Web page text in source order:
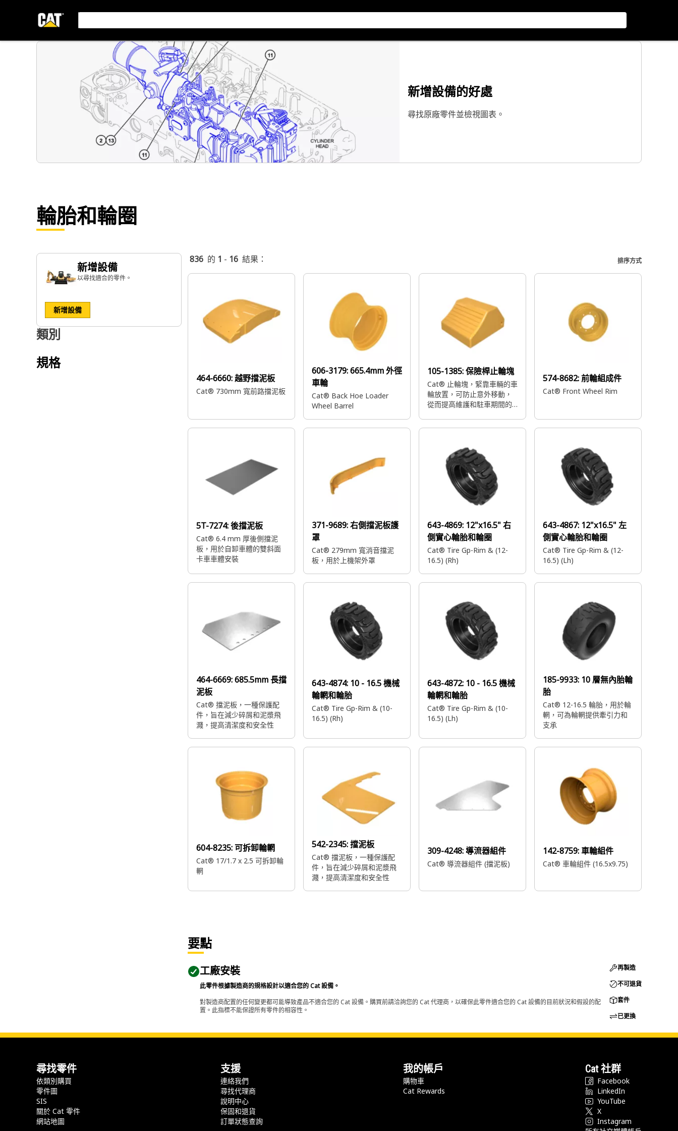
新增設備的好處
尋找原廠零件並檢視圖表。
輪胎和輪圈
新增設備
以尋找適合的零件。
新增設備
類別
規格
836 的 1 - 16 結果： 排序方式
464-6660:越野擋泥板
Cat® 730mm 寬前路擋泥板
606-3179:665.4mm 外徑
車輪
Cat® Back Hoe Loader
Wheel Barrel
105-1385:保險桿止輪塊
Cat® 止輪塊，緊靠車輛的車
輪放置，可防止意外移動，
從而提高維護和駐車期間的
574-8682:前輪組成件
Cat® Front Wheel Rim
5T-7274:後擋泥板
Cat® 6.4 mm 厚後側擋泥
板，用於自卸車體的雙斜面
卡車車體安裝
371-9689:右側擋泥板護
罩
Cat® 279mm 寬消音擋泥
板，用於上機架外罩
643-4869: 12"x16.5" 右
側實心輪胎和輪圈
Cat® Tire Gp-Rim & (12-
16.5) (Rh)
643-4867: 12"x16.5" 左
側實心輪胎和輪圈
Cat® Tire Gp-Rim & (12-
16.5) (Lh)
464-6669:685.5mm 長擋
泥板
Cat® 擋泥板，一種保護配
件，旨在減少碎屑和泥漿飛
濺，提高清潔度和安全性
643-4874: 10 - 16.5 機械
輪輞和輪胎
Cat® Tire Gp-Rim & (10-
16.5) (Rh)
643-4872: 10 - 16.5 機械
輪輞和輪胎
Cat® Tire Gp-Rim & (10-
16.5) (Lh)
185-9933: 10 層無內胎輪
胎
Cat® 12-16.5 輪胎，用於輪
輞，可為輪輞提供牽引力和
支承
604-8235:可拆卸輪輞
Cat® 17/1.7 x 2.5 可拆卸輪
輞
542-2345:擋泥板
Cat® 擋泥板，一種保護配
件，旨在減少碎屑和泥漿飛
濺，提高清潔度和安全性
309-4248:導流器組件
Cat® 導流器組件 (擋泥板)
142-8759:車輪組件
Cat® 車輪組件 (16.5x9.75)
要點
工廠安裝
此零件根據製造商的規格設計以適合您的 Cat 設備。
對製造商配置的任何變更都可能導致產品不適合您的 Cat 設備。購買前請洽詢您的 Cat 代理商，以確保此零件適合您的 Cat 設備的目前狀況和假設的配
置。此指標不能保證所有零件的相容性。
再製造
不可退貨
套件
已更換
尋找零件
依類別購買
零件圖
SIS
關於 Cat 零件
網站地圖
支援
連絡我們
尋找代理商
說明中心
保固和退貨
訂單狀態查詢
我的帳戶
購物車
Cat Rewards
Cat 社群
Facebook
LinkedIn
YouTube
X
Instagram